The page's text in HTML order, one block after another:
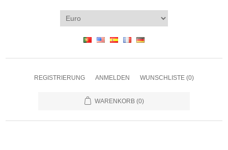
REGISTRIERUNG ANMELDEN WUNSCHLISTE (0)
WARENKORB (0)